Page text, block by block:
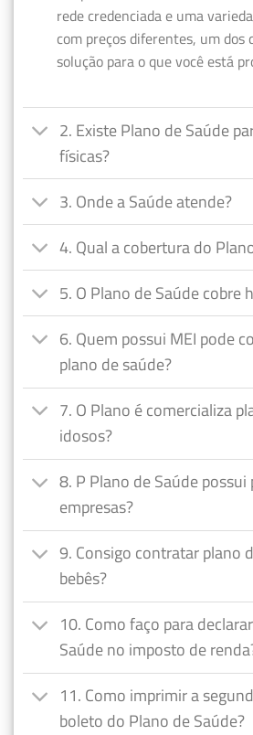
rede credenciada e uma
com preços diferentes, um dos
solução para o que você está
2. Existe Plano de Saúde
físicas?
3. Onde a Saúde atende?
4. Qual a cobertura do
5. O Plano de Saúde cobre
6. Quem possui MEI pode
plano de saúde?
7. O Plano é comercializa
idosos?
8. P Plano de Saúde possui
empresas?
9. Consigo contratar plano
bebês?
10. Como faço para
Saúde no imposto de
11. Como imprimir a
boleto do Plano de Saúde?